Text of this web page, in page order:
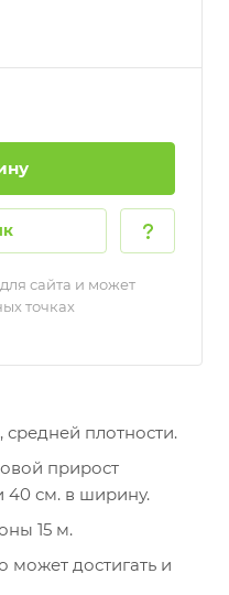
сайта и может
точках
плотности.
прирост
40 см. в ширину.
15 м.
может достигать и